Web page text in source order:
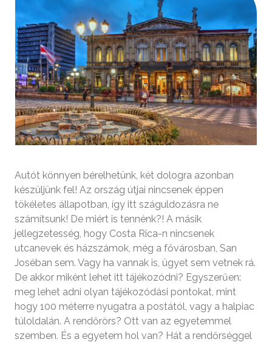
Autót könnyen bérelhetünk, két dologra azonban
készüljünk fel! Az ország útjai nincsenek éppen
tökéletes állapotban, így itt száguldozásra ne
számítsunk! De miért is tennénk?! A másik
jellegzetesség, hogy Costa Rica-n nincsenek
utcanevek és házszámok, még a fővárosban, San
Joséban sem. Vagy ha vannak is, ügyet sem vetnek rá.
De akkor miként lehet itt tájékozódni? Egyszerűen:
meg lehet adni olyan tájékozódási pontokat, mint
hogy 100 méterre nyugatra a postától, vagy a halpiac
túloldalán. A rendőrörs? Ott van az egyetemmel
szemben. És a egyetem hol van? Hát a rendőrséggel